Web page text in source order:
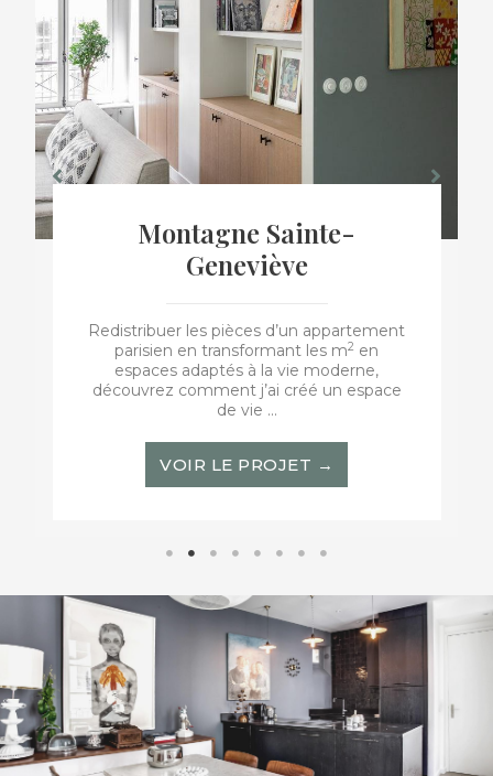
Montagne Sainte-
Geneviève
Redistribuer les pièces d’un appartement
parisien en transformant les m2 en
espaces adaptés à la vie moderne,
découvrez comment j’ai créé un espace
de vie ...
VOIR LE PROJET →